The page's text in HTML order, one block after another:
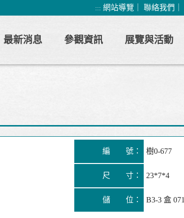
::: 網站導覽 聯絡我們
最新消息 參觀資訊 展覽與活動
編 號： 樹0-677
尺 寸： 23*7*4
儲 位： B3-3 盒 071